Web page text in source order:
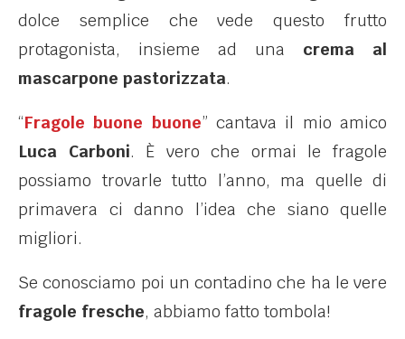
dolce semplice che vede questo frutto
protagonista, insieme ad una crema al
mascarpone pastorizzata.
“Fragole buone buone” cantava il mio amico
Luca Carboni. È vero che ormai le fragole
possiamo trovarle tutto l’anno, ma quelle di
primavera ci danno l’idea che siano quelle
migliori.
Se conosciamo poi un contadino che ha le vere
fragole fresche, abbiamo fatto tombola!